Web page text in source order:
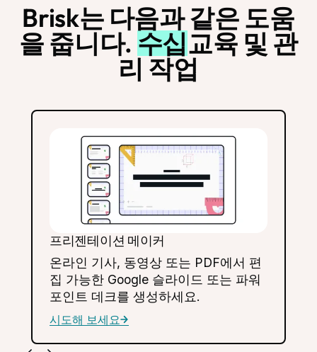
Brisk는 다음과 같은 도움
을 줍니다. 수십교육 및 관
리 작업
프리젠테이션 메이커
온라인 기사, 동영상 또는 PDF에서 편
집 가능한 Google 슬라이드 또는 파워
포인트 데크를 생성하세요.
시도해 보세요